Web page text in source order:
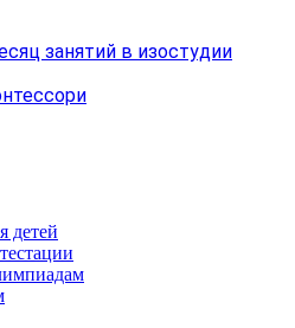
занятий в изостудии
детей